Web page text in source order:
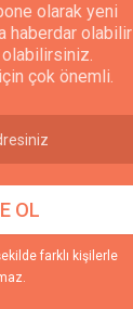
olarak yeni
haberdar olabilir
çok önemli.
farklı kişilerle